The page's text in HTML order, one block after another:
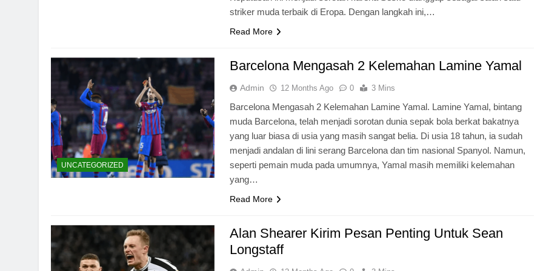
striker muda terbaik di Eropa. Dengan langkah ini,…
Read More
UNCATEGORIZED
Barcelona Mengasah 2 Kelemahan Lamine Yamal
Admin 12 Months Ago 0 3 Mins
Barcelona Mengasah 2 Kelemahan Lamine Yamal. Lamine Yamal, bintang
muda Barcelona, telah menjadi sorotan dunia sepak bola berkat bakatnya
yang luar biasa di usia yang masih sangat belia. Di usia 18 tahun, ia sudah
menjadi andalan di lini serang Barcelona dan tim nasional Spanyol. Namun,
seperti pemain muda pada umumnya, Yamal masih memiliki kelemahan
yang…
Read More
Alan Shearer Kirim Pesan Penting Untuk Sean
Longstaff